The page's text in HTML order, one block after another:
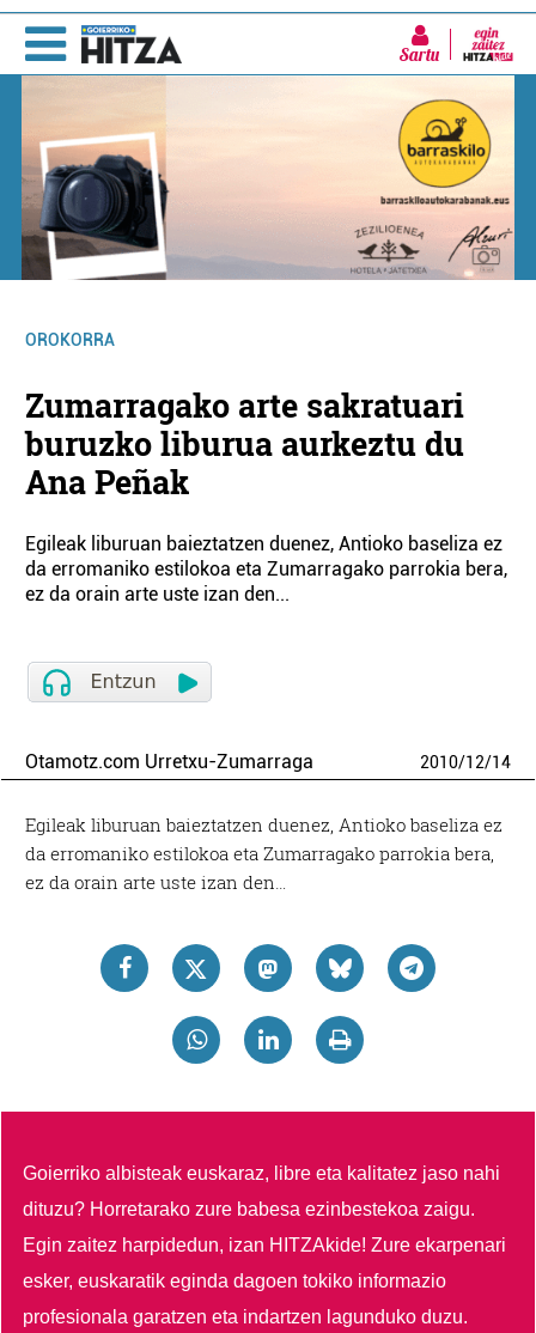
Sartu
OROKORRA
Zumarragako arte sakratuari
buruzko liburua aurkeztu du
Ana Peñak
Egileak liburuan baieztatzen duenez, Antioko baseliza ez
da erromaniko estilokoa eta Zumarragako parrokia bera,
ez da orain arte uste izan den...
Otamotz.com Urretxu-Zumarraga 2010/12/14
Egileak liburuan baieztatzen duenez, Antioko baseliza ez
da erromaniko estilokoa eta Zumarragako parrokia bera,
ez da orain arte uste izan den…
Goierriko albisteak euskaraz, libre eta kalitatez jaso nahi
dituzu? Horretarako zure babesa ezinbestekoa zaigu.
Egin zaitez harpidedun, izan HITZAkide!Zure ekarpenari
esker, euskaratik eginda dagoen tokiko informazio
profesionala garatzen eta indartzen lagunduko duzu.